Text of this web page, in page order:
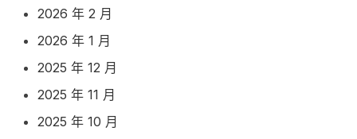
2026 年 2 月
2026 年 1 月
2025 年 12 月
2025 年 11 月
2025 年 10 月